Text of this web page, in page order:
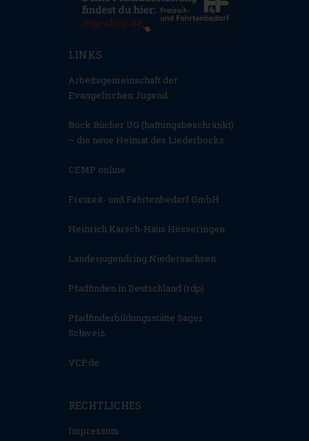
LINKS
Arbeitsgemeinschaft der
Evangelischen Jugend
Bock Bücher UG (haftungsbeschränkt)
– die neue Heimat des Liederbocks
CEMP online
Freizeit- und Fahrtenbedarf GmbH
Heinrich Karsch-Haus Hösseringen
Landesjugendring Niedersachsen
Pfadfinden in Deutschland (rdp)
Pfadfinderbildungsstätte Sager
Schweiz
VCP.de
RECHTLICHES
Impressum